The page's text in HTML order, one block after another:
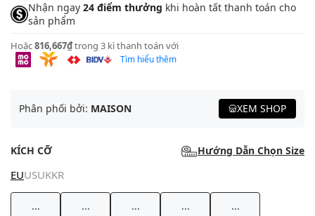
Nhận ngay 24 điểm thưởng khi hoàn tất thanh toán cho
sản phẩm
Hoặc816,667₫trong 3 kì thanh toán với
Tìm hiểu thêm
Phân phối bởi: MAISON XEM SHOP
KÍCH CỠ Hướng Dẫn Chọn Size
EUUSUKKR
... ... ... ... ...